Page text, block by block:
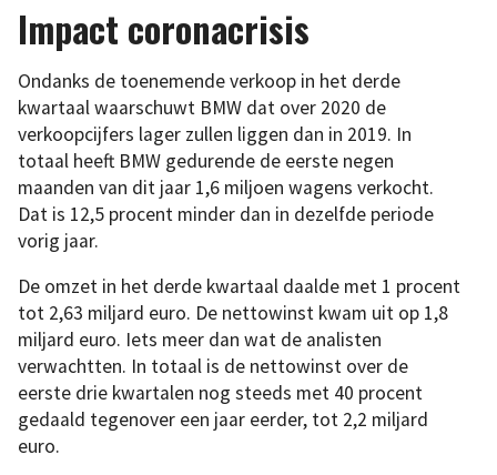
Impact coronacrisis
Ondanks de toenemende verkoop in het derde
kwartaal waarschuwt BMW dat over 2020 de
verkoopcijfers lager zullen liggen dan in 2019. In
totaal heeft BMW gedurende de eerste negen
maanden van dit jaar 1,6 miljoen wagens verkocht.
Dat is 12,5 procent minder dan in dezelfde periode
vorig jaar.
De omzet in het derde kwartaal daalde met 1 procent
tot 2,63 miljard euro. De nettowinst kwam uit op 1,8
miljard euro. Iets meer dan wat de analisten
verwachtten. In totaal is de nettowinst over de
eerste drie kwartalen nog steeds met 40 procent
gedaald tegenover een jaar eerder, tot 2,2 miljard
euro.